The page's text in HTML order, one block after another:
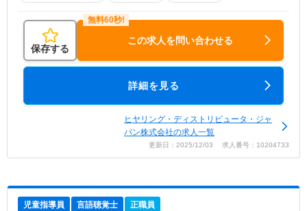
保存する
この求人を問い合わせる
詳細を見る
ヒヤリング・ディストリビュータ・ジャ
パン株式会社の求人一覧
更新日：2025/12/03 求人番号：10204733
児童指導員 言語聴覚士 正職員